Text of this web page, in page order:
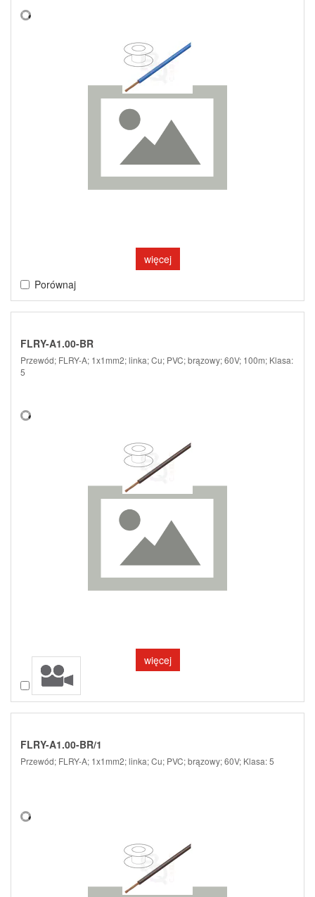
więcej
Porównaj
FLRY-A1.00-BR
Przewód; FLRY-A; 1x1mm2; linka; Cu; PVC; brązowy; 60V; 100m; Klasa:
5
więcej
Porównaj
FLRY-A1.00-BR/1
Przewód; FLRY-A; 1x1mm2; linka; Cu; PVC; brązowy; 60V; Klasa: 5